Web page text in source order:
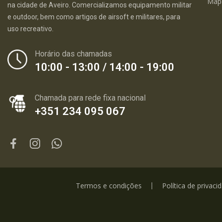
na cidade de Aveiro. Comercializamos equipamento militar
e outdoor, bem como artigos de airsoft e militares, para
uso recreativo.
Horário das chamadas
10:00 - 13:00 / 14:00 - 19:00
Chamada para rede fixa nacional
+351 234 095 067
Termos e condições Política de